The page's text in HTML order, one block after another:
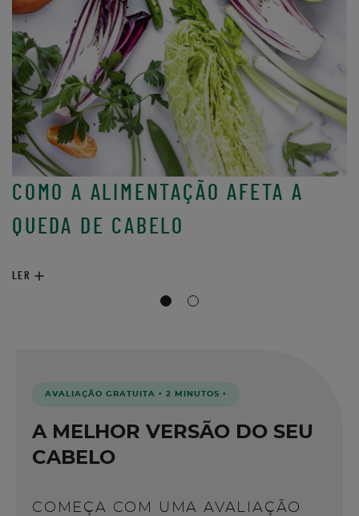
COMO A ALIMENTAÇÃO AFETA A
QUEDA DE CABELO
LER
AVALIAÇÃO GRATUITA • 2 MINUTOS •
A MELHOR VERSÃO DO SEU
CABELO
COMEÇA COM UMA AVALIAÇÃO